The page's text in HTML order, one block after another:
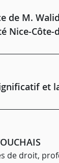
de M.
Nice-Côte-
et
de droit,